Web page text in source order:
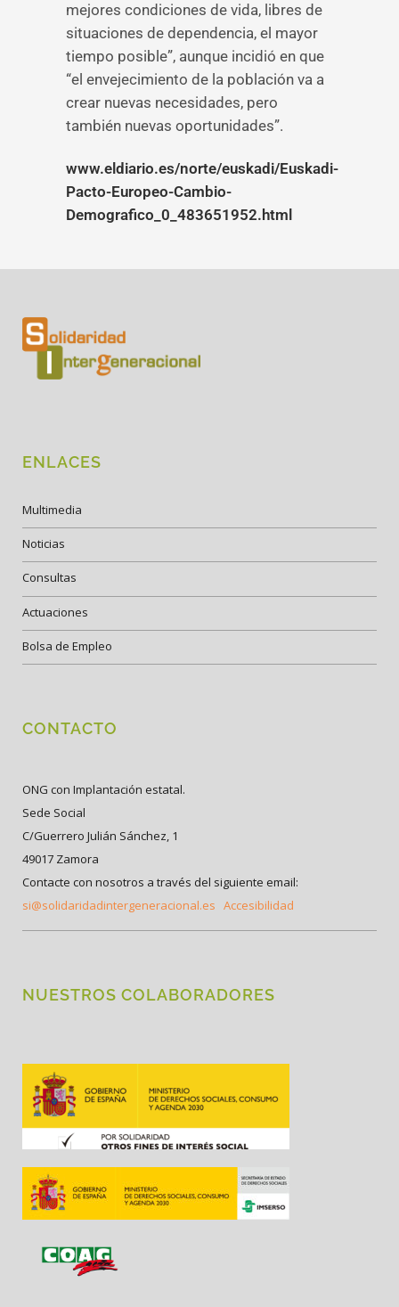
mejores condiciones de vida, libres de
situaciones de dependencia, el mayor
tiempo posible”, aunque incidió en que
“el envejecimiento de la población va a
crear nuevas necesidades, pero
también nuevas oportunidades”.
www.eldiario.es/norte/euskadi/Euskadi-
Pacto-Europeo-Cambio-
Demografico_0_483651952.html
ENLACES
Multimedia
Noticias
Consultas
Actuaciones
Bolsa de Empleo
CONTACTO
ONG con Implantación estatal.
Sede Social
C/Guerrero Julián Sánchez, 1
49017 Zamora
Contacte con nosotros a través del siguiente email:
si@solidaridadintergeneracional.es Accesibilidad
NUESTROS COLABORADORES